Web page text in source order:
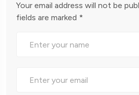
Your email address will not be
fields are marked *